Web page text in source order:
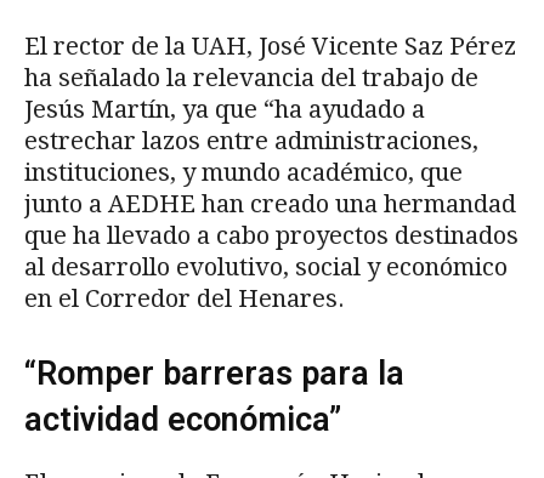
El rector de la UAH, José Vicente Saz Pérez
ha señalado la relevancia del trabajo de
Jesús Martín, ya que “ha ayudado a
estrechar lazos entre administraciones,
instituciones, y mundo académico, que
junto a AEDHE han creado una hermandad
que ha llevado a cabo proyectos destinados
al desarrollo evolutivo, social y económico
en el Corredor del Henares.
“Romper barreras para la
actividad económica”